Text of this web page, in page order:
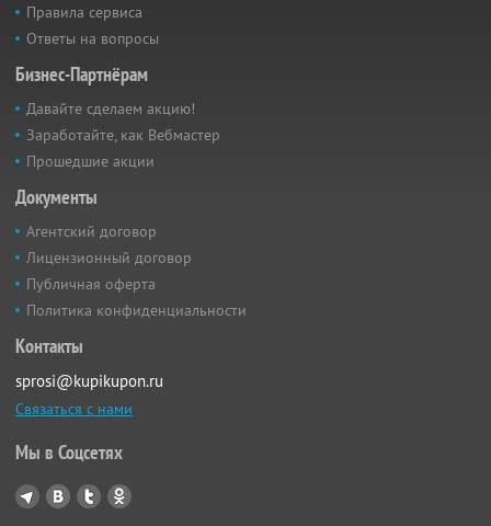
Правила сервиса
Ответы на вопросы
Бизнес-Партнёрам
Давайте сделаем акцию!
Заработайте, как Вебмастер
Прошедшие акции
Документы
Агентский договор
Лицензионный договор
Публичная оферта
Политика конфиденциальности
Контакты
sprosi@kupikupon.ru
Связаться с нами
Мы в Соцсетях